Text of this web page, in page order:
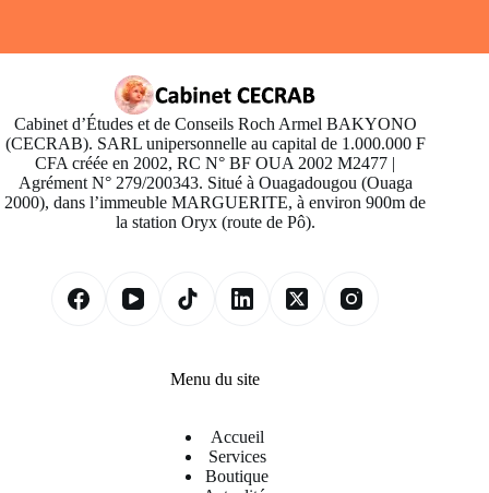
Cabinet d’Études et de Conseils Roch Armel BAKYONO
(CECRAB). SARL unipersonnelle au capital de 1.000.000 F
CFA créée en 2002, RC N° BF OUA 2002 M2477 |
Agrément N° 279/200343. Situé à Ouagadougou (Ouaga
2000), dans l’immeuble MARGUERITE, à environ 900m de
la station Oryx (route de Pô).
Menu du site
Accueil
Services
Boutique